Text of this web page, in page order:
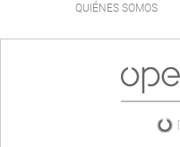
QUIÉNES SOMOS